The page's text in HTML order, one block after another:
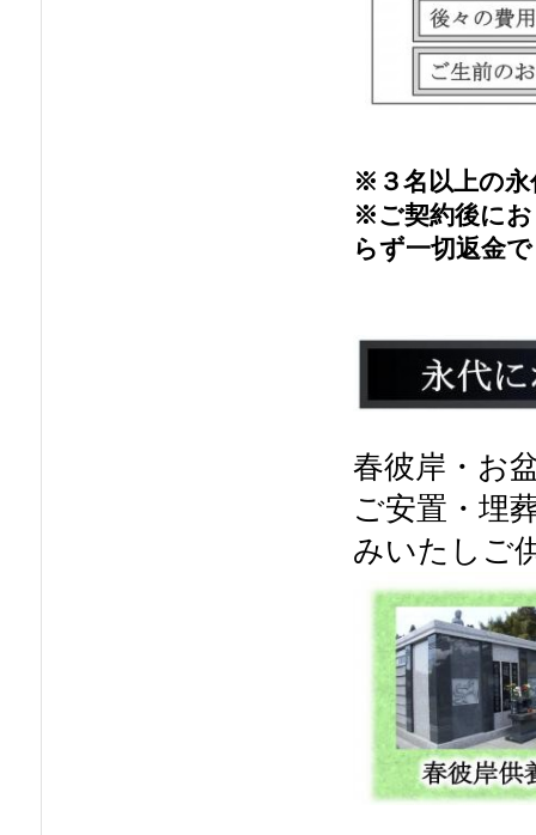
※３名以上の永
※ご契約後にお
らず一切返金
春彼岸・お
ご安置・埋
みいたしご